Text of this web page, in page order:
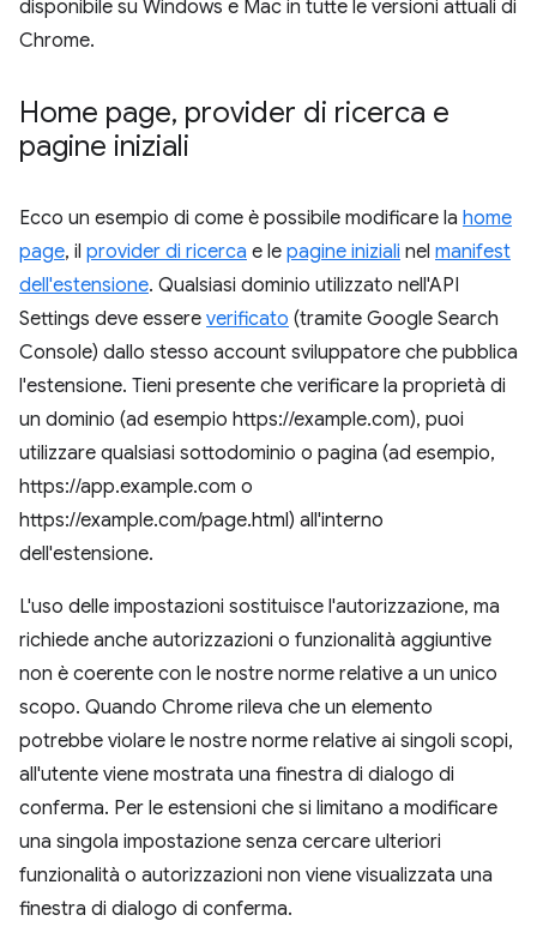
disponibile su Windows e Mac in tutte le versioni attuali di
Chrome.
Home page, provider di ricerca e
pagine iniziali
Ecco un esempio di come è possibile modificare la home
page, il provider di ricerca e le pagine iniziali nel manifest
dell'estensione. Qualsiasi dominio utilizzato nell'API
Settings deve essere verificato (tramite Google Search
Console) dallo stesso account sviluppatore che pubblica
l'estensione. Tieni presente che verificare la proprietà di
un dominio (ad esempio https://example.com), puoi
utilizzare qualsiasi sottodominio o pagina (ad esempio,
https://app.example.com o
https://example.com/page.html) all'interno
dell'estensione.
L'uso delle impostazioni sostituisce l'autorizzazione, ma
richiede anche autorizzazioni o funzionalità aggiuntive
non è coerente con le nostre norme relative a un unico
scopo. Quando Chrome rileva che un elemento
potrebbe violare le nostre norme relative ai singoli scopi,
all'utente viene mostrata una finestra di dialogo di
conferma. Per le estensioni che si limitano a modificare
una singola impostazione senza cercare ulteriori
funzionalità o autorizzazioni non viene visualizzata una
finestra di dialogo di conferma.